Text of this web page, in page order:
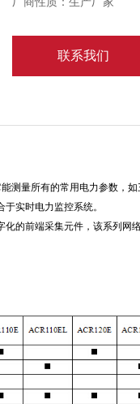
联系我们
测量所有的常用电力参数，
实时电力监控系统。
的前端采集元件，该系列网